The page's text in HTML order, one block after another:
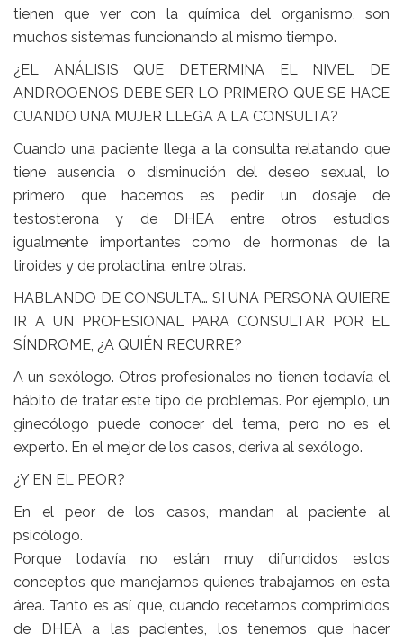
tienen que ver con la química del organismo, son
muchos sistemas funcionando al mismo tiempo.
¿EL ANÁLISIS QUE DETERMINA EL NIVEL DE
ANDROOENOS DEBE SER LO PRIMERO QUE SE HACE
CUANDO UNA MUJER LLEGA A LA CONSULTA?
Cuando una paciente llega a la consulta relatando que
tiene ausencia o disminución del deseo sexual, lo
primero que hacemos es pedir un dosaje de
testosterona y de DHEA entre otros estudios
igualmente importantes como de hormonas de la
tiroides y de prolactina, entre otras.
HABLANDO DE CONSULTA… SI UNA PERSONA QUIERE
IR A UN PROFESIONAL PARA CONSULTAR POR EL
SÍNDROME, ¿A QUIÉN RECURRE?
A un sexólogo. Otros profesionales no tienen todavía el
hábito de tratar este tipo de problemas. Por ejemplo, un
ginecólogo puede conocer del tema, pero no es el
experto. En el mejor de los casos, deriva al sexólogo.
¿Y EN EL PEOR?
En el peor de los casos, mandan al paciente al
psicólogo.
Porque todavía no están muy difundidos estos
conceptos que manejamos quienes trabajamos en esta
área. Tanto es así que, cuando recetamos comprimidos
de DHEA a las pacientes, los tenemos que hacer